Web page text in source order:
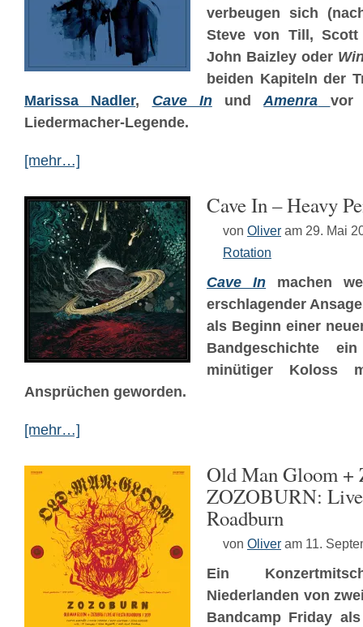
verbeugen sich
Steve von Till,
John Baizley oder
beiden Kapiteln der
Marissa Nadler, Cave InundAmenra
vor
Liedermacher-Legende.
[mehr…]
Cave In – Heavy
von Oliver am 29. Mai
Rotation
Cave In machen
erschlagender
als Beginn einer
Bandgeschichte
minütiger Koloss
Ansprüchen geworden.
[mehr…]
Old Man Gloom +
ZOZOBURN:
Roadburn
von Oliver am 11.
Ein
Niederlanden von
Bandcamp Friday